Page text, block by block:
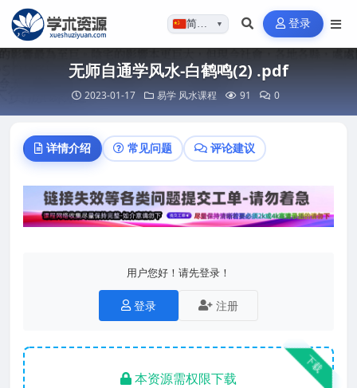
简体…▼ 登录
无师自通学风水-白鹤鸣(2) .pdf
2023-01-17 易学 风水课程 91 0
详情介绍 常见问题 评论建议
用户您好！请先登录！
登录 注册
下载
本资源需权限下载